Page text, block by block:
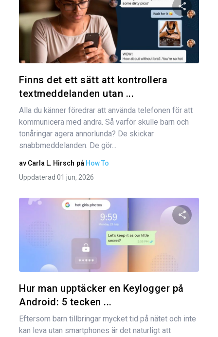
Finns det ett sätt att kontrollera
textmeddelanden utan ...
Alla du känner föredrar att använda telefonen för att
kommunicera med andra. Så varför skulle barn och
tonåringar agera annorlunda? De skickar
snabbmeddelanden. De gör...
av Carla L. Hirsch på How To
Uppdaterad 01 jun, 2026
Hur man upptäcker en Keylogger på
Android: 5 tecken ...
Eftersom barn tillbringar mycket tid på nätet och inte
kan leva utan smartphones är det naturligt att